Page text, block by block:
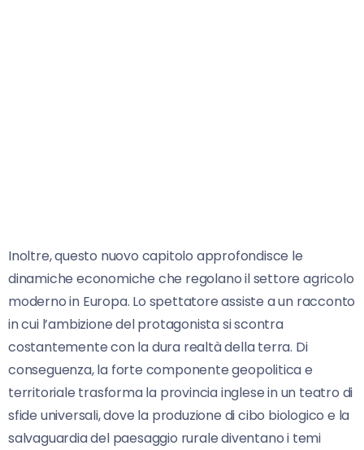
Inoltre, questo nuovo capitolo approfondisce le
dinamiche economiche che regolano il settore agricolo
moderno in Europa. Lo spettatore assiste a un racconto
in cui l’ambizione del protagonista si scontra
costantemente con la dura realtà della terra. Di
conseguenza, la forte componente geopolitica e
territoriale trasforma la provincia inglese in un teatro di
sfide universali, dove la produzione di cibo biologico e la
salvaguardia del paesaggio rurale diventano i temi